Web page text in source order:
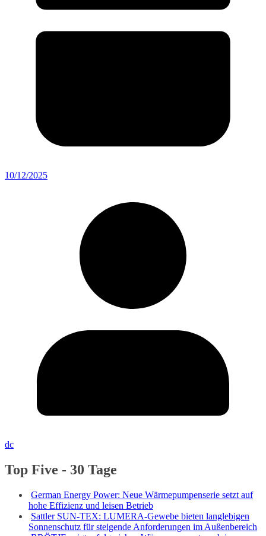
10/12/2025
dc
Top Five - 30 Tage
German Energy Power: Neue Wärmepumpenserie setzt auf
hohe Effizienz und leisen Betrieb
Sattler SUN-TEX: LUMERA-Gewebe bieten langlebigen
Sonnenschutz für steigende Anforderungen im Außenbereich